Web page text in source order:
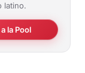
latino.
la Pool